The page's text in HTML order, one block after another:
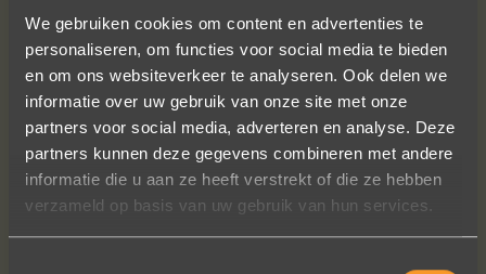
We gebruiken cookies om content en advertenties te
personaliseren, om functies voor social media te bieden
en om ons websiteverkeer te analyseren. Ook delen we
informatie over uw gebruik van onze site met onze
partners voor social media, adverteren en analyse. Deze
partners kunnen deze gegevens combineren met andere
informatie die u aan ze heeft verstrekt of die ze hebben
verzameld op basis van uw gebruik van hun services.
Wat een prachtige ervaring ! Heel
professioneel team, persoonlijk en
warm onthaal, verzorgde service,
punctueel in het uitvoeren van de
bestelling, permanent contact per